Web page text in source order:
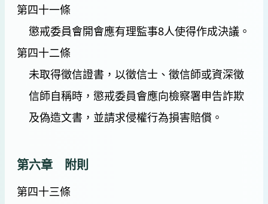
第四十一條
懲戒委員會開會應有理監事8人使得作成決議。
第四十二條
未取得徵信證書，以徵信士、徵信師或資深徵
信師自稱時，懲戒委員會應向檢察署申告詐欺
及偽造文書，並請求侵權行為損害賠償。
第六章 附則
第四十三條